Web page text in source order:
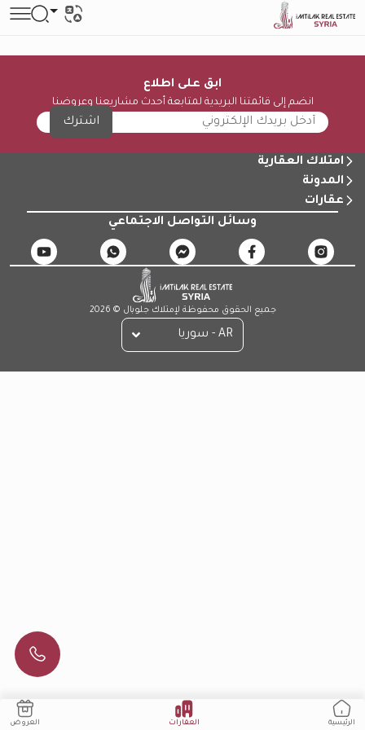
الرئيسية العقارات العروض
ابق على اطلاع
انضم إلى قائمتنا البريدية لمتابعة أحدث مشاريعنا وعروضنا
اشترك
امتلاك العقارية
المدونة
عقارات
وسائل التواصل الاجتماعي
جميع الحقوق محفوظة لإمتلاك جلوبال © 2026
AR - سوريا